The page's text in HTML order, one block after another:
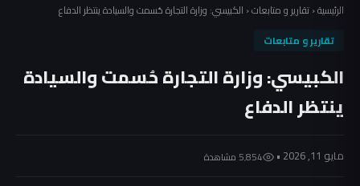
الرئيسية‹تقارير و متابعات‹ الكبيسي: وزارة التجارة حُسمت والسيادة ينتظر الدفاع
تقارير و متابعات
الكبيسي: وزارة التجارة حُسمت والسيادة
ينتظر الدفاع
مايو 11, 2026 • 5٬854 مشاهدة